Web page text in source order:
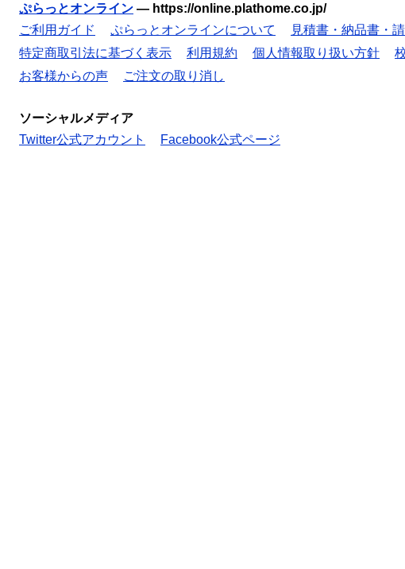
ぷらっとオンライン — https://online.plathome.co.jp/
ご利用ガイド
ぷらっとオンラインについて 見積書・納品書・
特定商取引法に基づく表示
利用規約 個人情報取り扱い方針
お客様からの声
ご注文の取り消し
ソーシャルメディア
Twitter公式アカウント
Facebook公式ページ